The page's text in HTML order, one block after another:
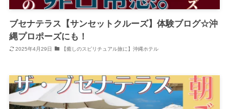
ブセナテラス【サンセットクルーズ】体験ブログ☆沖
縄プロポーズにも！
2025年4月29日 【癒しのスピリチュアル旅に】沖縄ホテル